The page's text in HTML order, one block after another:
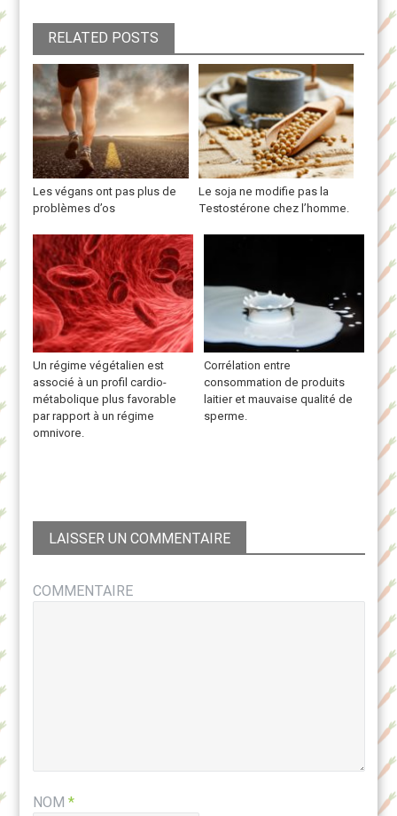
RELATED POSTS
Les végans ont pas plus de
problèmes d’os
Le soja ne modifie pas la
Testostérone chez l’homme.
Un régime végétalien est
associé à un profil cardio-
métabolique plus favorable
par rapport à un régime
omnivore.
Corrélation entre
consommation de produits
laitier et mauvaise qualité de
sperme.
LAISSER UN COMMENTAIRE
COMMENTAIRE
NOM*